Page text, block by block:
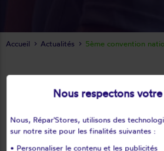
5ème
nationale
VIP : Vision
Accueil Actualités 5ème convention
Nous respectons
Nous, Répar'Stores, utilisons des
sur notre site pour les finalités suivantes :
• Personnaliser le contenu et les publicités